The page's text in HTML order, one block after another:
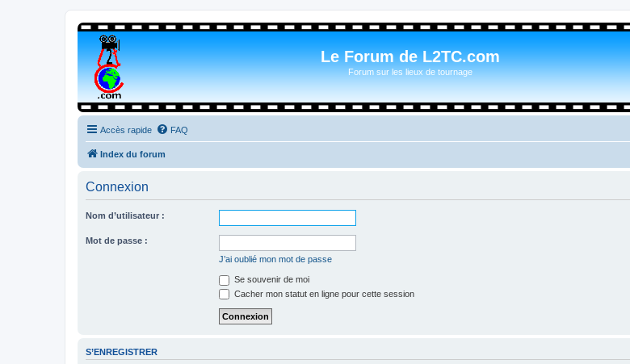
Le Forum de L2TC.com
Forum sur les lieux de tournage
Accès rapide FAQ
Index du forum
Connexion
Nom d’utilisateur :
Mot de passe :
J’ai oublié mon mot de passe
Se souvenir de moi
Cacher mon statut en ligne pour cette session
S’ENREGISTRER